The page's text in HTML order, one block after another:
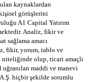
kaynaklardan
görüşlerini
A1 Capital Yatırım
Analiz, fikir ve
sağlama amacı
fikir, yorum, tablo ve
niteliğinde olup, ticari amaçlı
maddi ve manevi
hiçbir şekilde sorumlu